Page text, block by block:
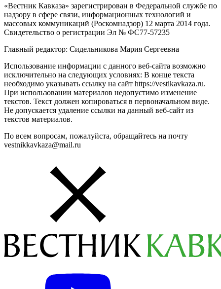
«Вестник Кавказа» зарегистрирован в Федеральной службе по
надзору в сфере связи, информационных технологий и
массовых коммуникаций (Роскомнадзор) 12 марта 2014 года.
Свидетельство о регистрации Эл № ФС77-57235
Главный редактор: Сидельникова Мария Сергеевна
Использование информации с данного веб-сайта возможно
исключительно на следующих условиях: В конце текста
необходимо указывать ссылку на сайт https://vestikavkaza.ru.
При использовании материалов недопустимо изменение
текстов. Текст должен копироваться в первоначальном виде.
Не допускается удаление ссылки на данный веб-сайт из
текстов материалов.
По всем вопросам, пожалуйста, обращайтесь на почту
vestnikkavkaza@mail.ru